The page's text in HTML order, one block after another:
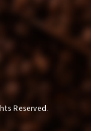
Reserved.